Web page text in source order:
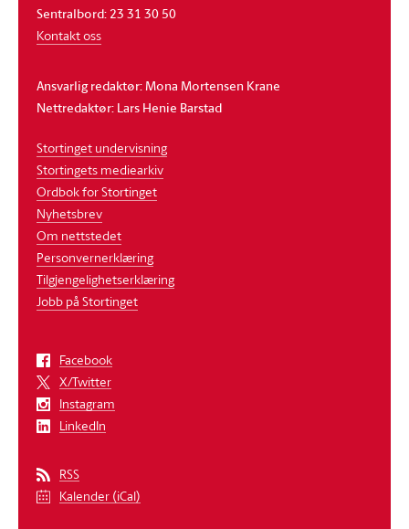
Sentralbord: 23 31 30 50
Kontakt oss
Ansvarlig redaktør: Mona Mortensen Krane
Nettredaktør: Lars Henie Barstad
Stortinget undervisning
Stortingets mediearkiv
Ordbok for Stortinget
Nyhetsbrev
Om nettstedet
Personvernerklæring
Tilgjengelighetserklæring
Jobb på Stortinget
Facebook
X/Twitter
Instagram
LinkedIn
RSS
Kalender (iCal)